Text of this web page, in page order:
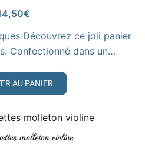
€
Découvrez ce joli panier
Confectionné dans un…
AU PANIER
PRODUIT
molleton violine